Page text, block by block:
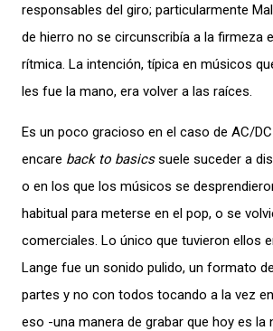
responsables del giro; particularmente
de hierro no se circunscribía a la firmeza
rítmica. La intención, típica en músicos
les fue la mano, era volver a las raíces.
Es un poco gracioso en el caso de AC/
encare back to basicssuele suceder a
o en los que los músicos se
habitual para meterse en el pop, o se
comerciales. Lo único que tuvieron ellos
Lange fue un sonido pulido, un formato
partes y no con todos tocando a la vez
eso -una manera de grabar que hoy es la